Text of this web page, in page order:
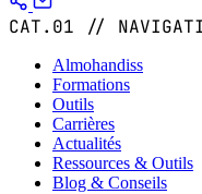
CAT.01 //
Almohandiss
Formations
Outils
Carrières
Actualités
Ressources & Outils
Blog & Conseils